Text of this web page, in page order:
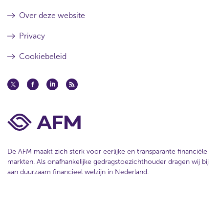
Over deze website
Privacy
Cookiebeleid
De AFM maakt zich sterk voor eerlijke en transparante financiële
markten. Als onafhankelijke gedragstoezichthouder dragen wij bij
aan duurzaam financieel welzijn in Nederland.